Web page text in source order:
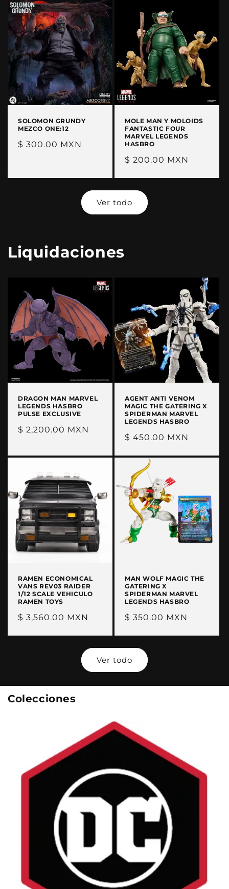
SOLOMON GRUNDY
MEZCO ONE:12
Precio
$ 300.00 MXN
MOLE MAN Y MOLOIDS
FANTASTIC FOUR
MARVEL LEGENDS
HASBRO
Precio
$ 200.00 MXN
Ver todo
Liquidaciones
DRAGON MAN MARVEL
LEGENDS HASBRO
PULSE EXCLUSIVE
Precio
$ 2,200.00 MXN
AGENT ANTI VENOM
MAGIC THE GATERING X
SPIDERMAN MARVEL
LEGENDS HASBRO
Precio
$ 450.00 MXN
RAMEN ECONOMICAL
VANS REV03 RAIDER
1/12 SCALE VEHICULO
RAMEN TOYS
Precio
$ 3,560.00 MXN
MAN WOLF MAGIC THE
GATERING X
SPIDERMAN MARVEL
LEGENDS HASBRO
Precio
$ 350.00 MXN
Ver todo
Colecciones